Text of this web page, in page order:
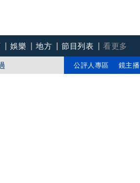
娛樂 地方 節目列表 看更多
公評人專區 鏡主播